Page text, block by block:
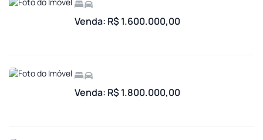
Venda: R$ 1.600.000,00
Venda: R$ 1.800.000,00